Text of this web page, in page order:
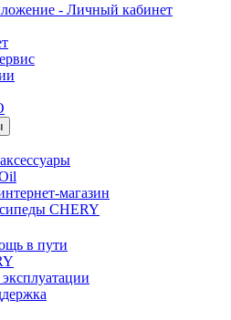
- Личный кабинет
магазин
CHERY
в пути